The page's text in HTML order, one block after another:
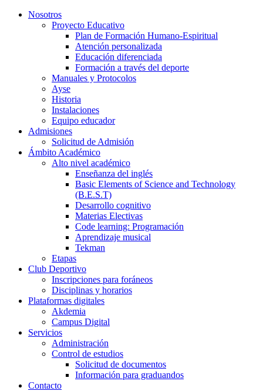
Nosotros
Proyecto Educativo
Plan de Formación Humano-Espiritual
Atención personalizada
Educación diferenciada
Formación a través del deporte
Manuales y Protocolos
Ayse
Historia
Instalaciones
Equipo educador
Admisiones
Solicitud de Admisión
Ámbito Académico
Alto nivel académico
Enseñanza del inglés
Basic Elements of Science and Technology
(B.E.S.T)
Desarrollo cognitivo
Materias Electivas
Code learning: Programación
Aprendizaje musical
Tekman
Etapas
Club Deportivo
Inscripciones para foráneos
Disciplinas y horarios
Plataformas digitales
Akdemia
Campus Digital
Servicios
Administración
Control de estudios
Solicitud de documentos
Información para graduandos
Contacto